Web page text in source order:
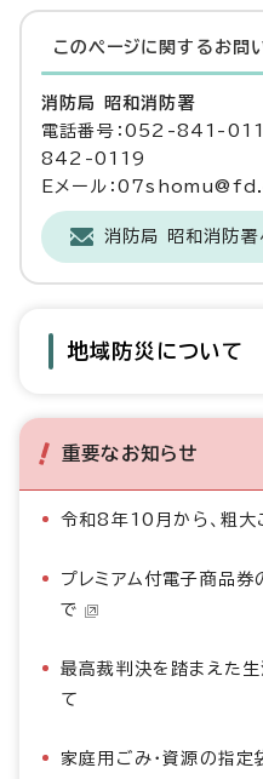
このページに関する お問
消防局 昭和消防署
電話番号：052-841-
842-0119
Eメール：
消防局 昭和消防署
地域防災について
重要なお知らせ
令和8年10月から、粗大
プレミアム付電子商品券
で
最高裁判決を踏まえた
て
家庭用ごみ・資源の指